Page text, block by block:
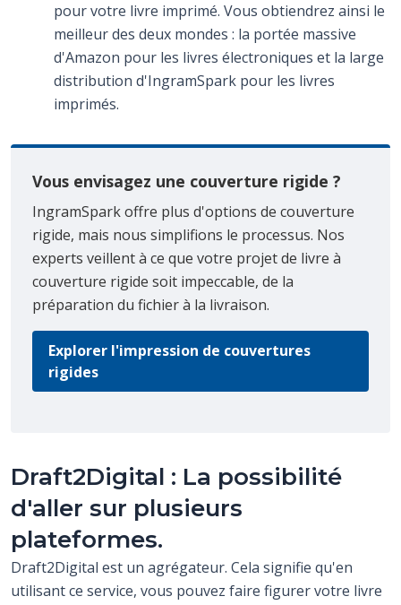
pour votre livre imprimé. Vous obtiendrez ainsi le
meilleur des deux mondes : la portée massive
d'Amazon pour les livres électroniques et la large
distribution d'IngramSpark pour les livres
imprimés.
Vous envisagez une couverture rigide ?
IngramSpark offre plus d'options de couverture
rigide, mais nous simplifions le processus. Nos
experts veillent à ce que votre projet de livre à
couverture rigide soit impeccable, de la
préparation du fichier à la livraison.
Explorer l'impression de couvertures
rigides
Draft2Digital : La possibilité
d'aller sur plusieurs
plateformes.
Draft2Digital est un agrégateur. Cela signifie qu'en
utilisant ce service, vous pouvez faire figurer votre livre